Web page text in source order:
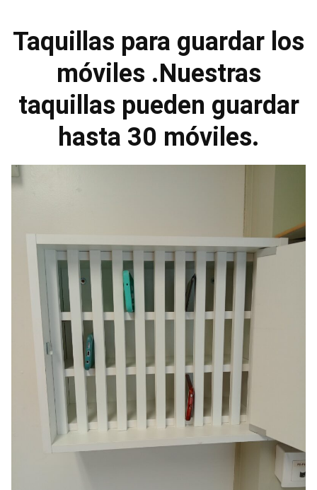
Taquillas para guardar los
móviles .Nuestras
taquillas pueden guardar
hasta 30 móviles.